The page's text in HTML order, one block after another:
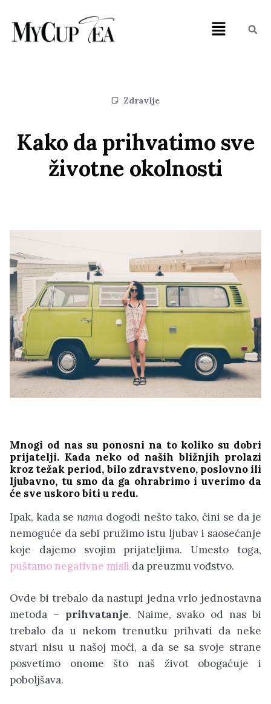
Zdravlje
Kako da prihvatimo sve
životne okolnosti
Mnogi od nas su ponosni na to koliko su dobri
prijatelji. Kada neko od naših bližnjih prolazi
kroz težak period, bilo zdravstveno, poslovno ili
ljubavno, tu smo da ga ohrabrimo i uverimo da
će sve uskoro biti u redu.
Ipak, kada senama dogodi nešto tako, čini se da je
nemoguće da sebi pružimo istu ljubav i saosećanje
koje dajemo svojim prijateljima. Umesto toga,
puštamo negativne misli da preuzmu vođstvo.
Ovde bi trebalo da nastupi jedna vrlo jednostavna
metoda – prihvatanje. Naime, svako od nas bi
trebalo da u nekom trenutku prihvati da neke
stvari nisu u našoj moći, a da se sa svoje strane
posvetimo onome što naš život obogaćuje i
poboljšava.